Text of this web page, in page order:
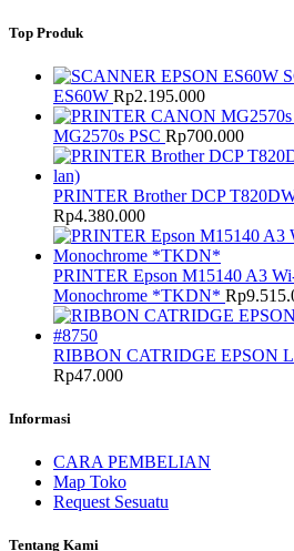
Top Produk
ES60W Rp2.195.000
MG2570s PSC Rp700.000
PRINTER Brother DCP
Rp4.380.000
PRINTER Epson M15140 A3
Monochrome *TKDN* Rp
RIBBON CATRIDGE EPSON
Rp47.000
Informasi
CARA PEMBELIAN
Map Toko
Request Sesuatu
Tentang Kami